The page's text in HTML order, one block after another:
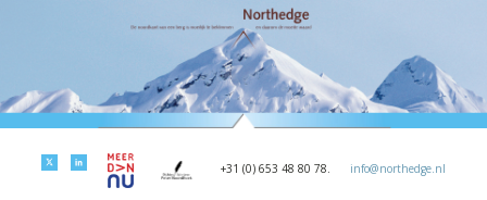
+31 (0) 653 48 80 78. info@northedge.nl